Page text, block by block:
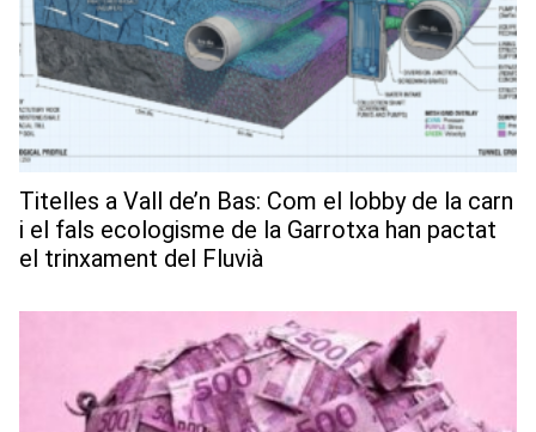
Titelles a Vall de’n Bas: Com el lobby de la carn
i el fals ecologisme de la Garrotxa han pactat
el trinxament del Fluvià